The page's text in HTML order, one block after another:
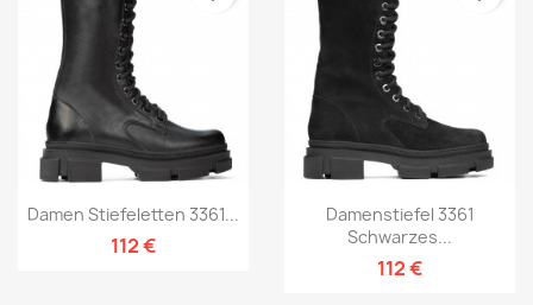
Damen Stiefeletten 3361...
112 €
Damenstiefel 3361
Schwarzes...
112 €